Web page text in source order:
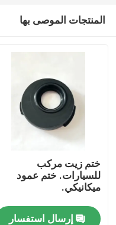
الصفحة الرئيسية
المنتجات الموصى بها
ختم زيت مركب
للسيارات. ختم عمود
ميكانيكي.
إرسال استفسار